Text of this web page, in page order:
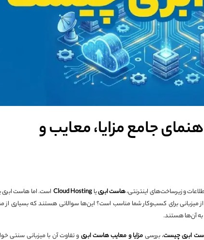
جامع مزایا، معایب و
و زیرساخت‌های اینترنتی،هاست ابرییاCloud Hostingاست. اما هاست ابری
میزبانی برای کسب‌وکار شما مناسب است؟ این‌ها سوالاتی هستند که بسیاری از
به آن‌ها هستند.
ابری چیست، بررسیمزایا و معایب هاست ابریو تفاوت آن با میزبانی سنتی